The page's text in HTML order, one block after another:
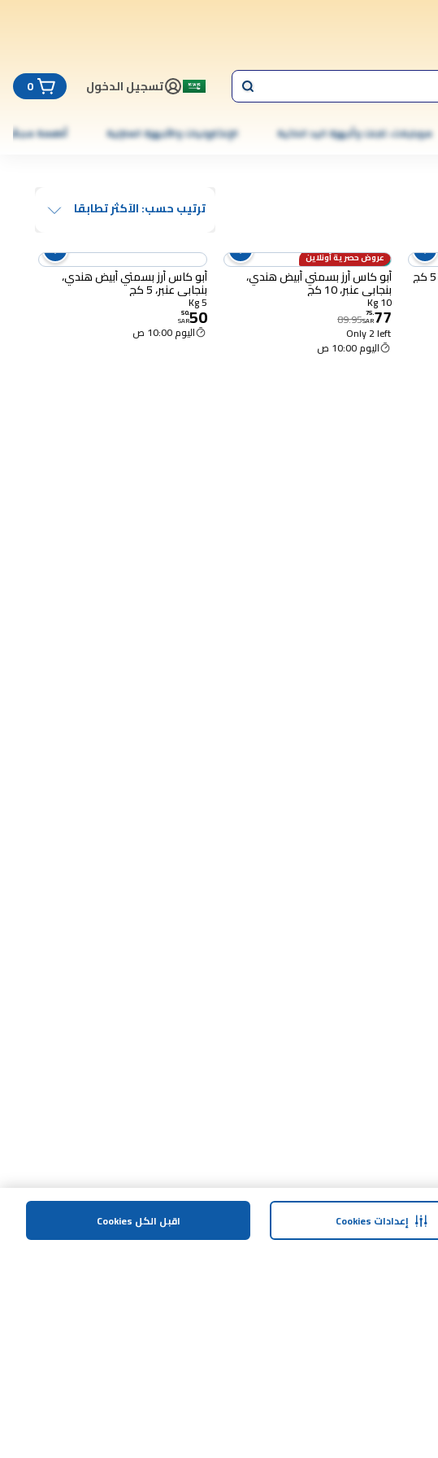
اقبل الكل Cookies إعدادات Cookies
تسجيل الدخول 0
موبايلات، تابلت وأجهزة اليد الذكية الإلكترونيات والأجهزة المنزلية أطعمة مجمّدة
ترتيب حسب: الآكثر تطابقا
الأكثر مبيعًا 14% OFF
عروض حصرية أونلاين
أبو كاس أرز بسمتي أبيض هندي،
بنجابي عنبر، 10 كج
10 Kg
77
.
75
SAR
89.95
Only 2 left
اليوم 10:00 ص
أبو كاس أرز بسمتي أبيض هندي،
بنجابي عنبر، 5 كج
5 Kg
50
.
50
SAR
اليوم 10:00 ص